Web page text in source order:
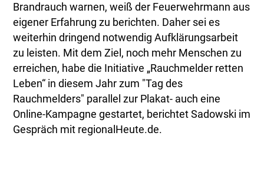
Brandrauch warnen, weiß der Feuerwehrmann aus
eigener Erfahrung zu berichten. Daher sei es
weiterhin dringend notwendig Aufklärungsarbeit
zu leisten. Mit dem Ziel, noch mehr Menschen zu
erreichen, habe die Initiative „Rauchmelder retten
Leben“ in diesem Jahr zum "Tag des
Rauchmelders" parallel zur Plakat- auch eine
Online-Kampagne gestartet, berichtet Sadowski im
Gespräch mit regionalHeute.de.